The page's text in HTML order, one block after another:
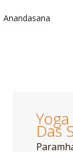
Anandasana
Das